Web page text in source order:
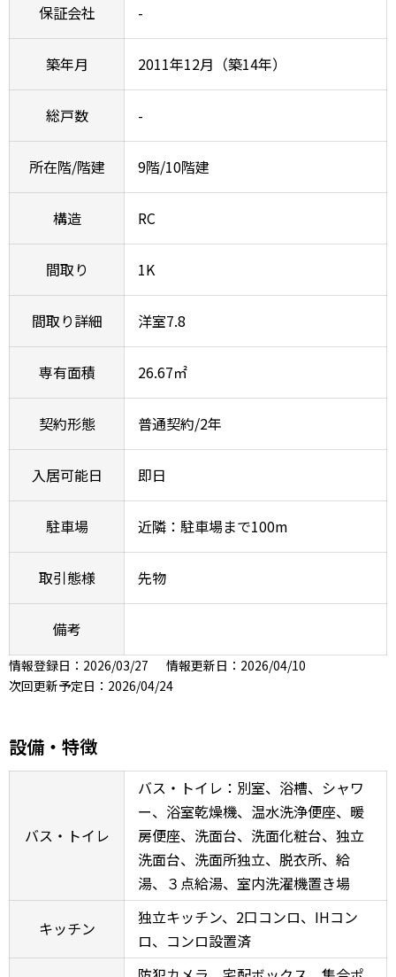
保証会社 -
築年月 2011年12月（築14年）
総戸数 -
所在階/階建 9階/10階建
構造 RC
間取り 1K
間取り詳細 洋室7.8
専有面積 26.67㎡
契約形態 普通契約/2年
入居可能日 即日
駐車場 近隣：駐車場まで100m
取引態様 先物
備考
情報登録日：2026/03/27
情報更新日：2026/04/10
次回更新予定日：2026/04/24
設備・特徴
バス・トイレ
バス・トイレ：別室、浴槽、シャワ
ー、浴室乾燥機、温水洗浄便座、暖
房便座、洗面台、洗面化粧台、独立
洗面台、洗面所独立、脱衣所、給
湯、３点給湯、室内洗濯機置き場
キッチン
独立キッチン、2口コンロ、IHコン
ロ、コンロ設置済